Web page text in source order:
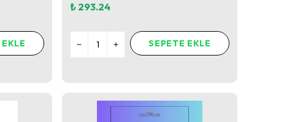
₺ 293.24
SEPETE EKLE